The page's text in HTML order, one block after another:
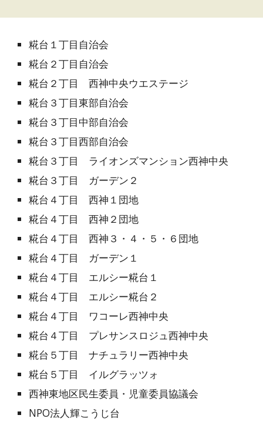
糀台１丁目自治会
糀台２丁目自治会
糀台２丁目 西神中央ウエステージ
糀台３丁目東部自治会
糀台３丁目中部自治会
糀台３丁目西部自治会
糀台３丁目 ライオンズマンション西神中央
糀台３丁目 ガーデン２
糀台４丁目 西神１団地
糀台４丁目 西神２団地
糀台４丁目 西神３・４・５・６団地
糀台４丁目 ガーデン１
糀台４丁目 エルシー糀台１
糀台４丁目 エルシー糀台２
糀台４丁目 ワコーレ西神中央
糀台４丁目 プレサンスロジュ西神中央
糀台５丁目 ナチュラリー西神中央
糀台５丁目 イルグラッツォ
西神東地区民生委員・児童委員協議会
NPO法人輝こうじ台